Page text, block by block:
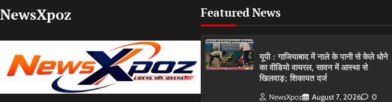
NewsXpoz Featured News
यूपी : गाजियाबाद में नाले के पानी से केले धोने
का वीडियो वायरल, सावन में आस्था से
खिलवाड़; शिकायत दर्ज
NewsXpoz August 7, 2026 0